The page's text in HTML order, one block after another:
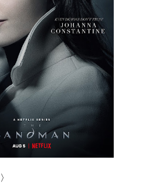
〉